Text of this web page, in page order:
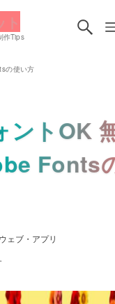
作Tips
の使い方
ントOK
Fonts
ウェブ・アプリ